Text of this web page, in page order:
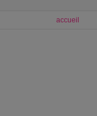
accueil